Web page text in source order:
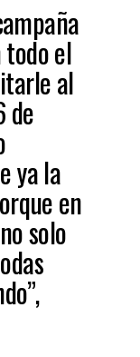
el
al
de
ya la
en
solo